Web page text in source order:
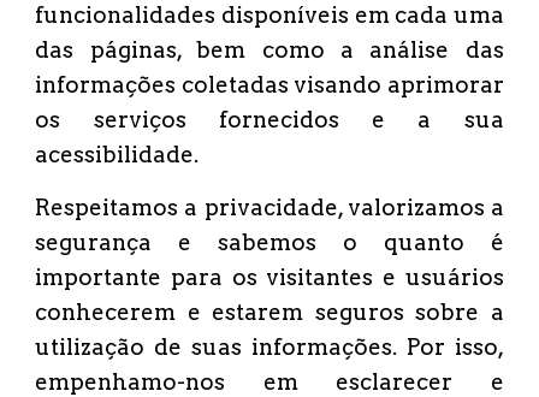
funcionalidades disponíveis em cada uma
das páginas, bem como a análise das
informações coletadas visando aprimorar
os serviços fornecidos e a sua
acessibilidade.
Respeitamos a privacidade, valorizamos a
segurança e sabemos o quanto é
importante para os visitantes e usuários
conhecerem e estarem seguros sobre a
utilização de suas informações. Por isso,
empenhamo-nos em esclarecer e